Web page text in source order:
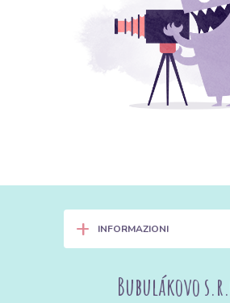
+ INFORMAZIONI
Bubulákovo